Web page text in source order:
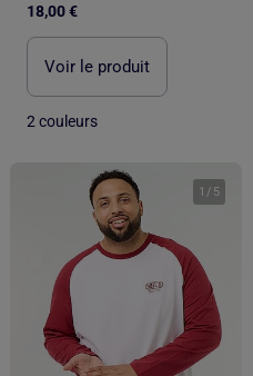
18,00 €
Voir le produit
2 couleurs
1 / 5